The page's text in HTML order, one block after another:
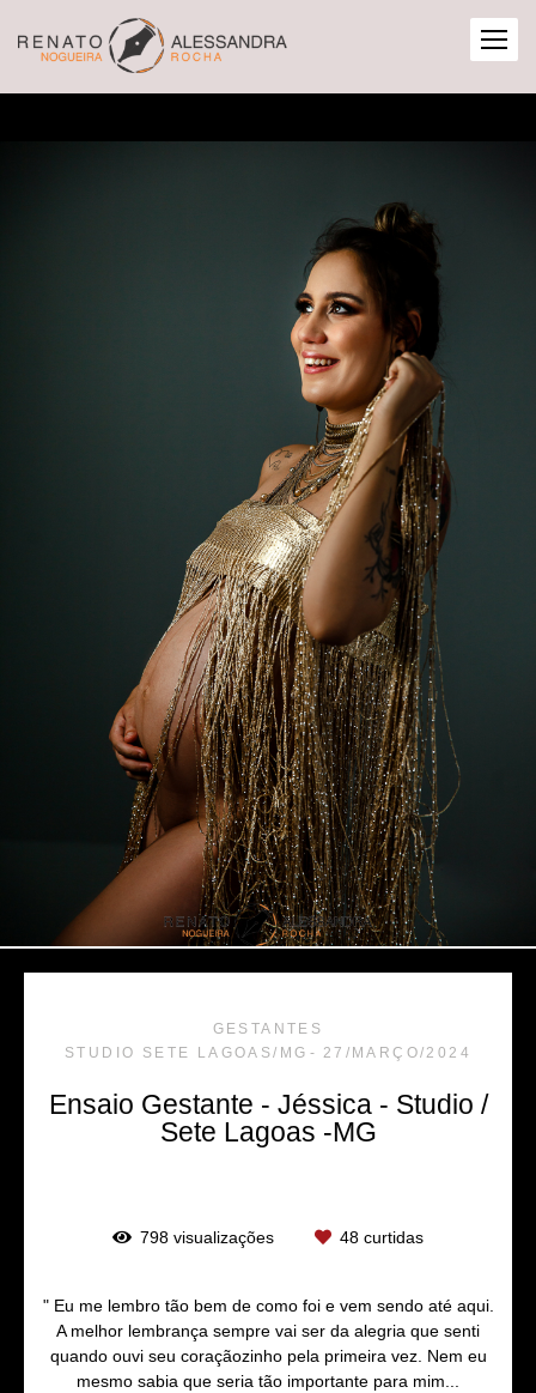
GESTANTES
STUDIO SETE LAGOAS/MG
27/MARÇO/2024
Ensaio Gestante - Jéssica - Studio /
Sete Lagoas -MG
798 visualizações 48 curtidas
" Eu me lembro tão bem de como foi e vem sendo até aqui.
A melhor lembrança sempre vai ser da alegria que senti
quando ouvi seu coraçãozinho pela primeira vez. Nem eu
mesmo sabia que seria tão importante para mim...